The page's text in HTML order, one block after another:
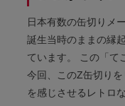
日本有数の缶切りメ
誕生当時のままの縁
ています。 この「て
今回、このZ缶切り
を感じさせるレトロ